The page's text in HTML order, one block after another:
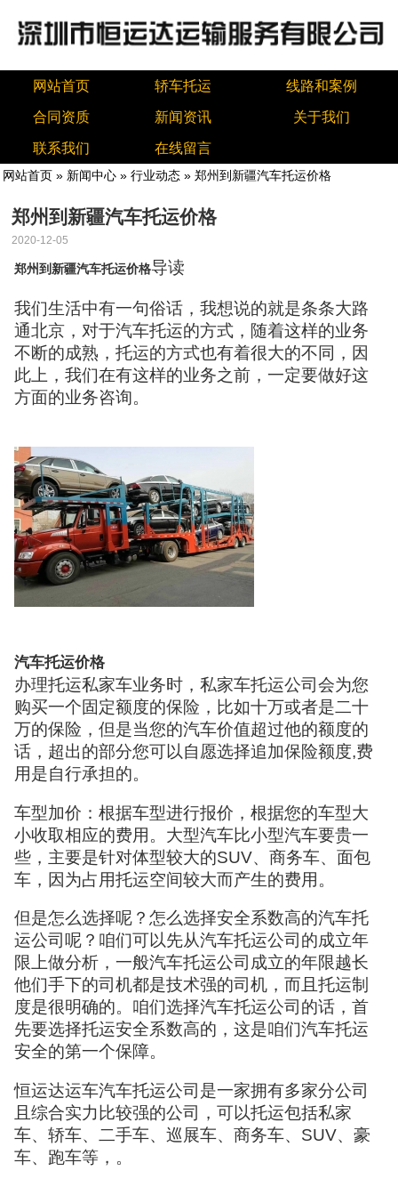
网站首页 轿车托运 线路和案例
合同资质 新闻资讯 关于我们
联系我们 在线留言
网站首页 » 新闻中心 » 行业动态 » 郑州到新疆汽车托运价格
郑州到新疆汽车托运价格
2020-12-05
郑州到新疆汽车托运价格导读
我们生活中有一句俗话，我想说的就是条条大路
通北京，对于汽车托运的方式，随着这样的业务
不断的成熟，托运的方式也有着很大的不同，因
此上，我们在有这样的业务之前，一定要做好这
方面的业务咨询。
汽车托运价格
办理托运私家车业务时，私家车托运公司会为您
购买一个固定额度的保险，比如十万或者是二十
万的保险，但是当您的汽车价值超过他的额度的
话，超出的部分您可以自愿选择追加保险额度,费
用是自行承担的。
车型加价：根据车型进行报价，根据您的车型大
小收取相应的费用。大型汽车比小型汽车要贵一
些，主要是针对体型较大的SUV、商务车、面包
车，因为占用托运空间较大而产生的费用。
但是怎么选择呢？怎么选择安全系数高的汽车托
运公司呢？咱们可以先从汽车托运公司的成立年
限上做分析，一般汽车托运公司成立的年限越长
他们手下的司机都是技术强的司机，而且托运制
度是很明确的。咱们选择汽车托运公司的话，首
先要选择托运安全系数高的，这是咱们汽车托运
安全的第一个保障。
恒运达运车汽车托运公司是一家拥有多家分公司
且综合实力比较强的公司，可以托运包括私家
车、轿车、二手车、巡展车、商务车、SUV、豪
车、跑车等，。